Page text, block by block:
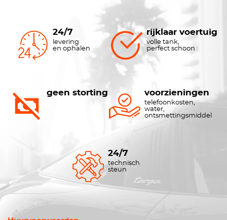
24/7
levering
en ophalen
rijklaar voertuig
volle tank,
perfect schoon
geen storting voorzieningen
telefoonkosten,
water,
ontsmettingsmiddel
24/7
technisch
steun